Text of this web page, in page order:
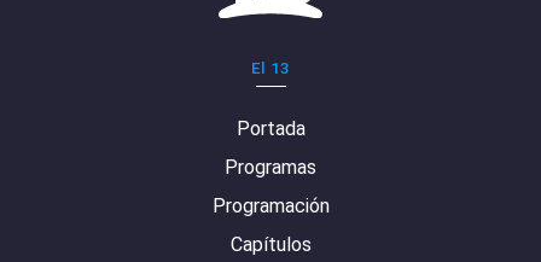
El 13
Portada
Programas
Programación
Capítulos